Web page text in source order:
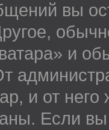
вы
и
и от него
Если